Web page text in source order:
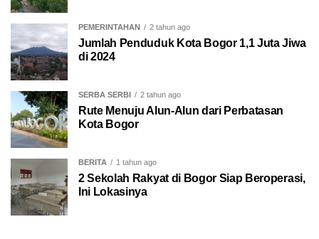
PEMERINTAHAN 2 tahun ago
Jumlah Penduduk Kota Bogor 1,1 Juta Jiwa
di 2024
SERBA SERBI 2 tahun ago
Rute Menuju Alun-Alun dari Perbatasan
Kota Bogor
BERITA 1 tahun ago
2 Sekolah Rakyat di Bogor Siap Beroperasi,
Ini Lokasinya